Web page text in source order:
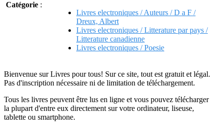
Catégorie :
Livres electroniques / Auteurs / D a F /
Dreux, Albert
Livres electroniques / Litterature par pays /
Litterature canadienne
Livres electroniques / Poesie
Bienvenue sur Livres pour tous! Sur ce site, tout est gratuit et légal.
Pas d'inscription nécessaire ni de limitation de téléchargement.
Tous les livres peuvent être lus en ligne et vous pouvez télécharger
la plupart d'entre eux directement sur votre ordinateur, liseuse,
tablette ou smartphone.